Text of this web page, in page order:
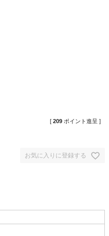
[ 209 ポイント進呈 ]
お気に入りに登録する